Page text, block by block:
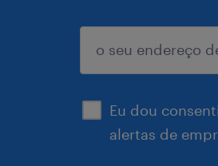
Eu dou
alertas de
enviar